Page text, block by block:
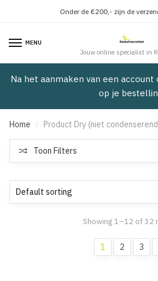
navigatie
inhoud
Onder de €200,- zijn de
MENU
Jouw online specialist in
Na het aanmaken van een
op je
Home / Product Dry (niet
Toon Filters
Showing 1–12 of 32
1 2 3